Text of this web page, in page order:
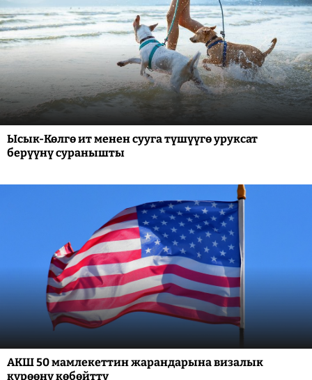
Ысык-Көлгө ит менен сууга түшүүгө уруксат
берүүнү суранышты
АКШ 50 мамлекеттин жарандарына визалык
күрөөнү көбөйттү